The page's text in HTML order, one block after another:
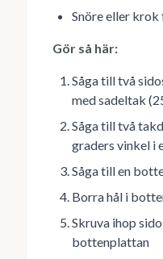
Snöre eller
Gör så här:
Såga till två
med sadeltak
Såga till två
graders vinkel i
Såga till en
Borra hål i
Skruva ihop
bottenplattan